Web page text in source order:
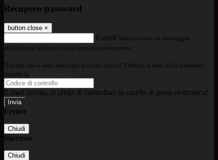
Recupero password
button close ×
E-mail Verrà inviato un messaggio
all'indirizzo indicato con le istruzioni necessarie.
Non hai una e-mail associata al nome utente? Effettua il reset della password
tramite la
E-mail inviata, si prega di controllare la casella di posta elettronica!
Errore
Chiudi
Successo
Chiudi